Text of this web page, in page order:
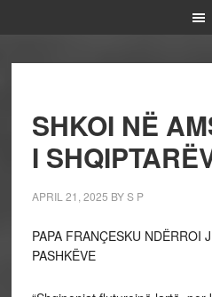
SHKOI NË
I
APRIL 21, 2025 BYS P
PAPA FRANÇESKU NDËRROI
PASHKËVE